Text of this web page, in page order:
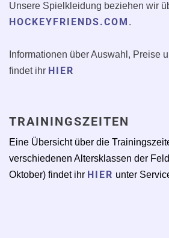
Unsere Spielkleidung beziehen wir
HOCKEYFRIENDS.COM .
Informationen über Auswahl, Preise
findet ihr HIER
TRAININGSZEITEN
Eine Übersicht über die
verschiedenen Altersklassen der
Oktober) findet ihr HIER unter